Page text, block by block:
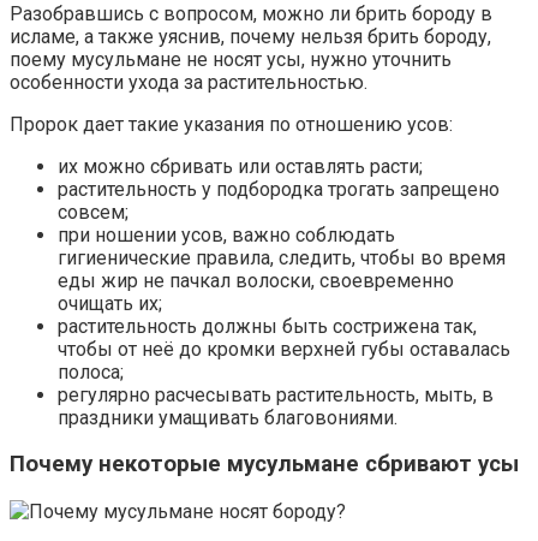
Разобравшись с вопросом, можно ли брить бороду в
исламе, а также уяснив, почему нельзя брить бороду,
поему мусульмане не носят усы, нужно уточнить
особенности ухода за растительностью.
Пророк дает такие указания по отношению усов:
их можно сбривать или оставлять расти;
растительность у подбородка трогать запрещено
совсем;
при ношении усов, важно соблюдать
гигиенические правила, следить, чтобы во время
еды жир не пачкал волоски, своевременно
очищать их;
растительность должны быть сострижена так,
чтобы от неё до кромки верхней губы оставалась
полоса;
регулярно расчесывать растительность, мыть, в
праздники умащивать благовониями.
Почему некоторые мусульмане сбривают усы